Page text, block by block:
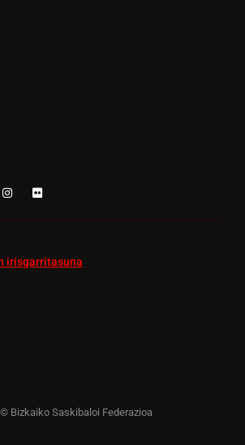
irisgarritasuna
Bizkaiko Saskibaloi Federazioa